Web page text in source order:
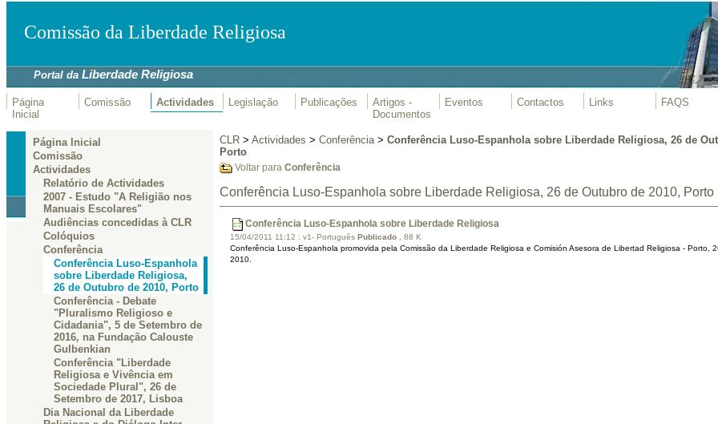
Comissão da Liberdade Religiosa
Portal daLiberdade Religiosa
Página
Inicial
Comissão Actividades Legislação Publicações
Artigos -
Documentos
Eventos Contactos Links FAQS
Página Inicial
Comissão
Actividades
Relatório de Actividades
2007 - Estudo "A Religião nos
Manuais Escolares"
Audiências concedidas à CLR
Colóquios
Conferência
Conferência Luso-Espanhola
sobre Liberdade Religiosa,
26 de Outubro de 2010, Porto
Conferência - Debate
"Pluralismo Religioso e
Cidadania", 5 de Setembro de
2016, na Fundação Calouste
Gulbenkian
Conferência "Liberdade
Religiosa e Vivência em
Sociedade Plural", 26 de
Setembro de 2017, Lisboa
Dia Nacional da Liberdade
CLR> Actividades > Conferência> Conferência Luso-Espanhola sobre Liberdade Religiosa, 26 de
Porto
Voltar para Conferência
Conferência Luso-Espanhola sobre Liberdade Religiosa, 26 de Outubro de 2010, Porto
Conferência Luso-Espanhola sobre Liberdade Religiosa
15/04/2011 11:12 :v1- PortuguêsPublicado , 88 K
Conferência Luso-Espanhola promovida pela Comissão da Liberdade Religiosa e Comisión Asesora de Libertad Religiosa - Porto,
2010.